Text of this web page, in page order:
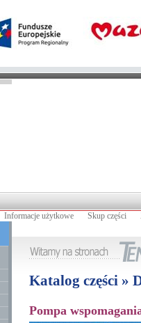
Informacje użytkowe Skup części
Katalog części »
Pompa